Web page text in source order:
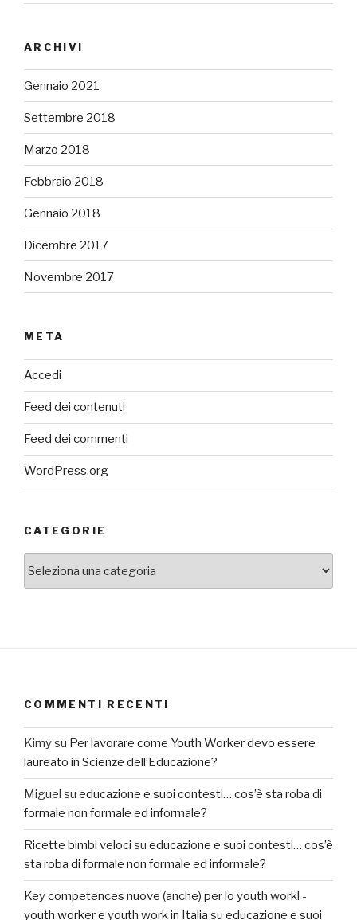
ARCHIVI
Gennaio 2021
Settembre 2018
Marzo 2018
Febbraio 2018
Gennaio 2018
Dicembre 2017
Novembre 2017
META
Accedi
Feed dei contenuti
Feed dei commenti
WordPress.org
CATEGORIE
COMMENTI RECENTI
Kimysu Per lavorare come Youth Worker devo essere
laureato in Scienze dell’Educazione?
Miguel su educazione e suoi contesti… cos’è sta roba di
formale non formale ed informale?
Ricette bimbi veloci su educazione e suoi contesti… cos’è
sta roba di formale non formale ed informale?
Key competences nuove (anche) per lo youth work! -
youth worker e youth work in Italia su educazione e suoi